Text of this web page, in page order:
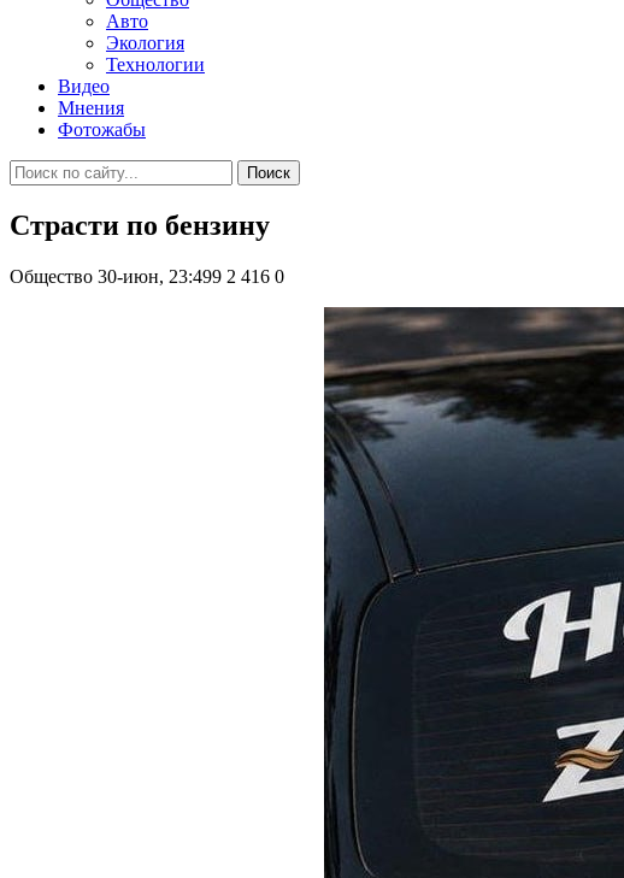
Авто
Экология
Технологии
Видео
Мнения
Фотожабы
Поиск
Страсти по бензину
Общество 30-июн, 23:499 2 416 0